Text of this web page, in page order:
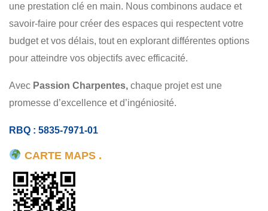
une prestation clé en main. Nous combinons audace et
savoir-faire pour créer des espaces qui respectent votre
budget et vos délais, tout en explorant différentes options
pour atteindre vos objectifs avec efficacité.
Avec Passion Charpentes, chaque projet est une
promesse d’excellence et d’ingéniosité.
RBQ : 5835-7971-01
CARTE MAPS .